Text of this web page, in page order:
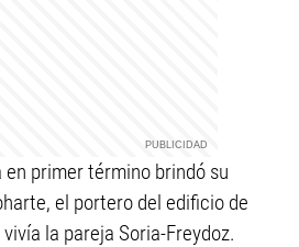
en primer término brindó su
el portero del edificio de
la pareja Soria-Freydoz.